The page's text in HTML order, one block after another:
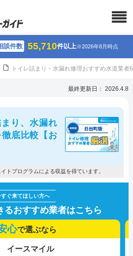
談件数 55,710件以上※2026年8月時点
トイレ詰まり・水漏れ修理おすすめ水道業
最終更新日： 2026.4.8
り、水漏れ
底比較【お
トプログラムによる収益を得ています。
るおすすめ業者はこちら
心で選ぶなら
イースマイル